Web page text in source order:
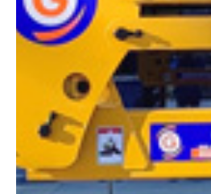
DIMENSIONES
Altura:16 metros
Altura plataforma:
Altura de trabajo:16 m
Alcance lateral:8.30 m
Altura almacenaje:
2.30 m
Longitud: 6.75 m
Anchura:2.30 m
Peso:6200 kg